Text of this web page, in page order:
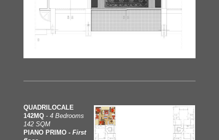
QUADRILOCALE
142MQ - 4 Bedrooms
142 SQM
PIANO PRIMO - First